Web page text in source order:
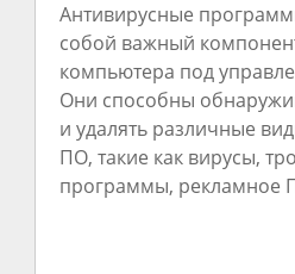
Антивирусные
собой важный
компьютера под
Они способны
и удалять различные
ПО, такие как вирусы,
программы, рекламное